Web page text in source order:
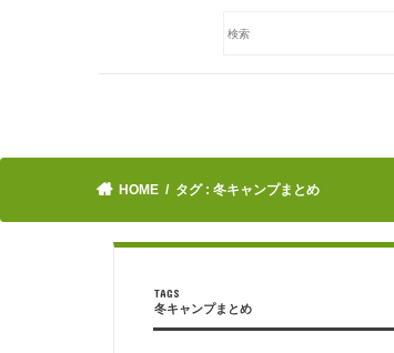
HOME タグ : 冬キャンプまとめ
冬キャンプまとめ